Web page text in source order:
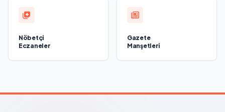
Nöbetçi
Eczaneler
Gazete
Manşetleri